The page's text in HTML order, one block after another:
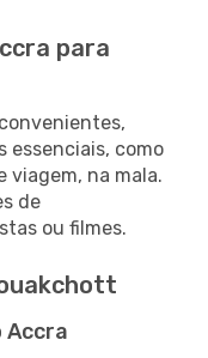
para
essenciais, como
viagem, na mala.
de
ou filmes.
Accra